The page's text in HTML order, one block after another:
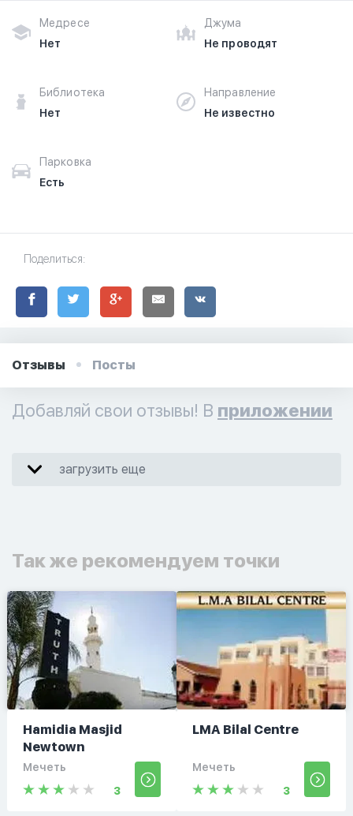
Медресе
Нет
Джума
Не проводят
Библиотека
Нет
Направление
Не известно
Парковка
Есть
Поделиться:
Отзывы Посты
Добавляй свои отзывы! В приложении
загрузить еще
Так же рекомендуем точки
Hamidia Masjid
Newtown
Мечеть
3
LMA Bilal Centre
Мечеть
3